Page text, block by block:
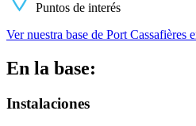
Puntos de interés
Ver nuestra base de Port Cassafières
En la base:
Instalaciones